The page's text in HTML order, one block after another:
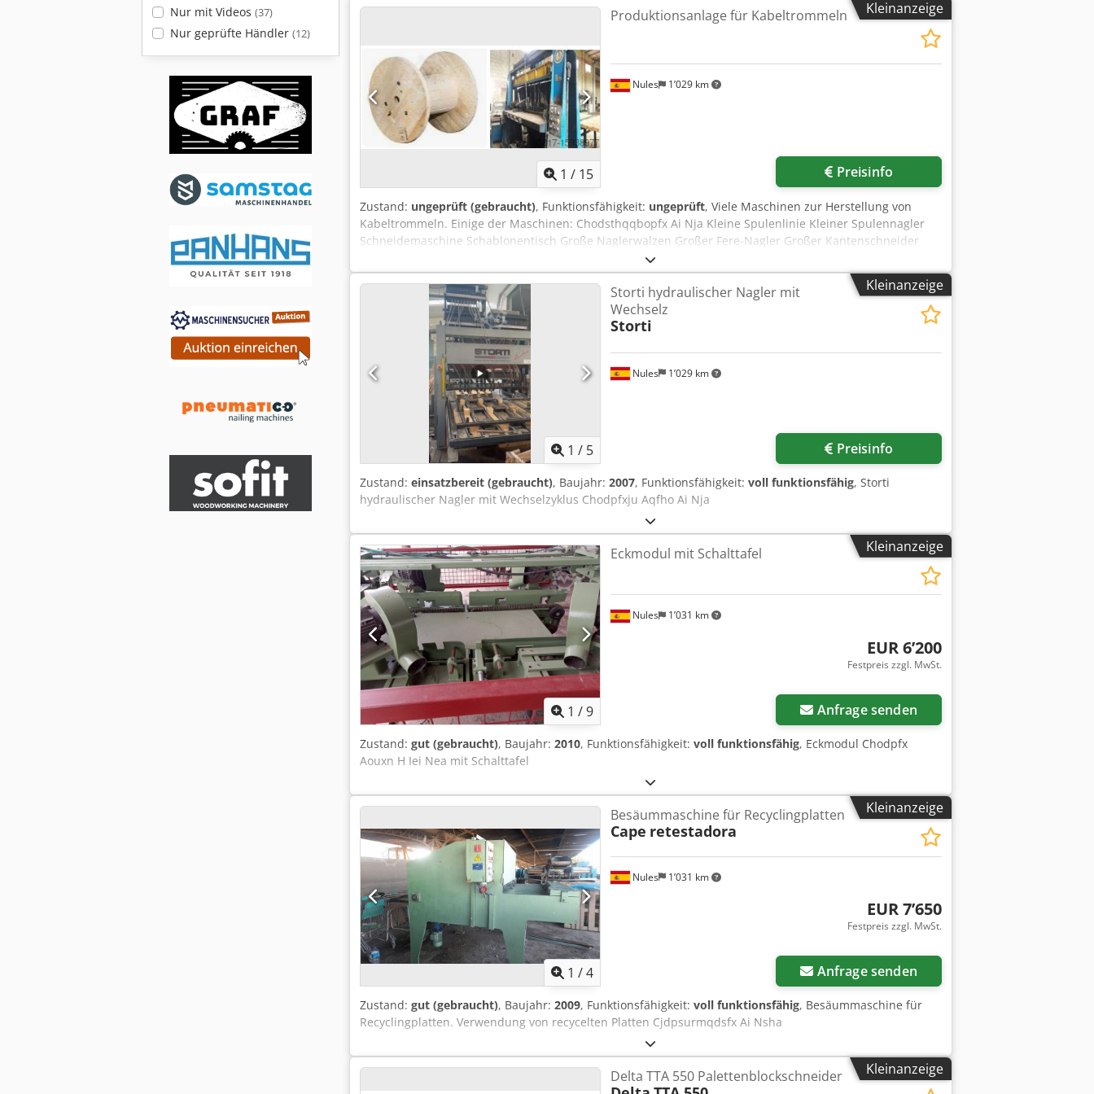
Nur mit Videos (37)
Nur geprüfte Händler (12)
Kleinanzeige
1 / 15
Nules 1’029 km
Produktionsanlage für Kabeltrommeln
Preisinfo
Zustand: ungeprüft (gebraucht), Funktionsfähigkeit: ungeprüft, Viele Maschinen zur Herstellung von
Kabeltrommeln. Einige der Maschinen: Chodsthqqbopfx Ai Nja Kleine Spulenlinie Kleiner Spulennagler
Schneidemaschine Schablonentisch Große Naglerwalzen Großer Fere-Nagler Großer Kantenschneider
Kleinanzeige
1 / 5
Nules 1’029 km
Storti hydraulischer Nagler mit
Wechselz
Storti
Preisinfo
Zustand: einsatzbereit (gebraucht), Baujahr: 2007, Funktionsfähigkeit: voll funktionsfähig, Storti
hydraulischer Nagler mit Wechselzyklus Chodpfxju Aqfho Ai Nja
Kleinanzeige
1 /9
Nules 1’031 km
Eckmodul mit Schalttafel
EUR 6’200
Festpreis zzgl. MwSt.
Anfrage senden
Zustand: gut (gebraucht), Baujahr: 2010, Funktionsfähigkeit: voll funktionsfähig, Eckmodul Chodpfx
Aouxn H Iei Nea mit Schalttafel
Kleinanzeige
1 /4
Nules 1’031 km
Besäummaschine für Recyclingplatten
Cape retestadora
EUR 7’650
Festpreis zzgl. MwSt.
Anfrage senden
Zustand: gut (gebraucht), Baujahr: 2009, Funktionsfähigkeit: voll funktionsfähig, Besäummaschine für
Recyclingplatten. Verwendung von recycelten Platten Cjdpsurmqdsfx Ai Nsha
Kleinanzeige
Delta TTA 550 Palettenblockschneider